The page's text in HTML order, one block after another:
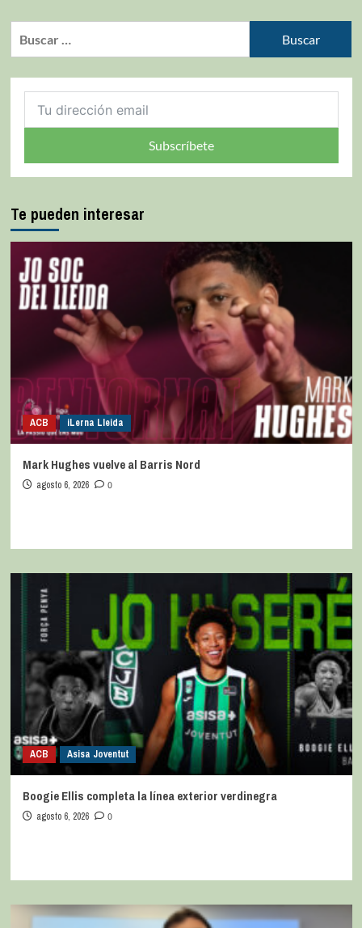
Subscríbete
Te pueden interesar
ACB iLerna Lleida
Mark Hughes vuelve al Barris Nord
agosto 6, 2026 0
ACB Asisa Joventut
Boogie Ellis completa la línea exterior verdinegra
agosto 6, 2026 0